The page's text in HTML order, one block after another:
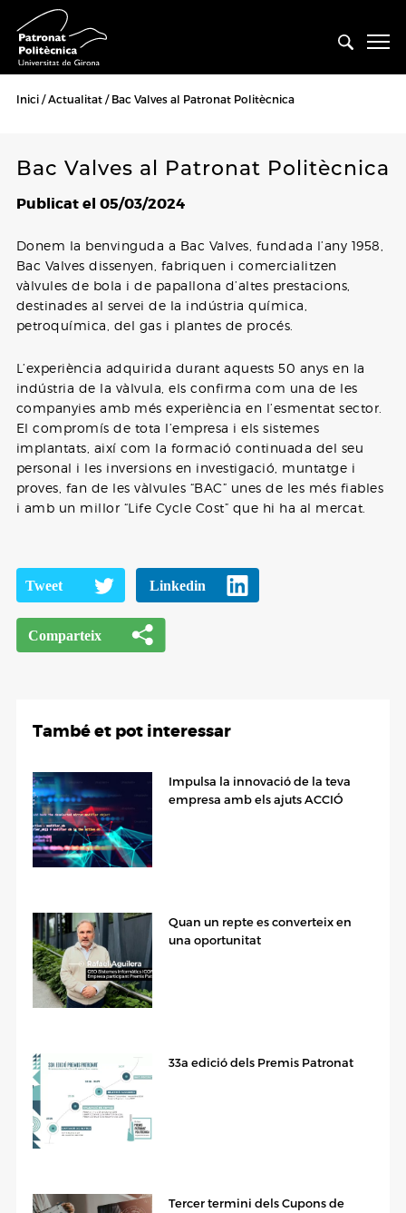
Inici Actualitat Bac Valves al Patronat Politècnica
Bac Valves al Patronat Politècnica
Publicat el 05/03/2024
Donem la benvinguda a Bac Valves, fundada l’any 1958,
Bac Valves dissenyen, fabriquen i comercialitzen
vàlvules de bola i de papallona d’altes prestacions,
destinades al servei de la indústria química,
petroquímica, del gas i plantes de p rocés.
L’experiència adquirida durant aquests 50 anys en la
indústria de la vàlvula, els confirma com una de les
companyies amb més experiència en l’esmentat sector.
El compromís de tota l’empresa i els sistemes
implantats, així com la formació continuada del seu
personal i les inversions en investigació, muntatge i
proves, fan de les vàlvules “BAC” unes de les més fiables
i amb un millor “Life Cycle Cost” que hi ha al mercat.
També et pot interessar
Impulsa la innovació de la teva
empresa amb els ajuts ACCIÓ
Quan un repte es converteix en
una oportunitat
33a edició dels Premis Patronat
Tercer termini dels Cupons de